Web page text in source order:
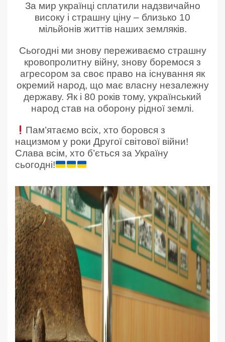
За мир українці сплатили надзвичайно
високу і страшну ціну – близько 10
мільйонів життів наших земляків.
Сьогодні ми знову переживаємо страшну
кровопролитну війну, знову боремося з
агресором за своє право на існування як
окремий народ, що має власну незалежну
державу. Як і 80 років тому, український
народ став на оборону рідної землі.
Пам’ятаємо всіх, хто боровся з
нацизмом у роки Другої світової війни!
Слава всім, хто б’ється за Україну
сьогодні!